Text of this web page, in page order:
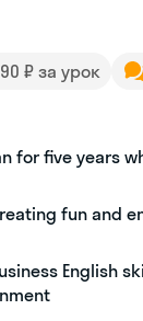
₽ за урок
for five years
fun and
English